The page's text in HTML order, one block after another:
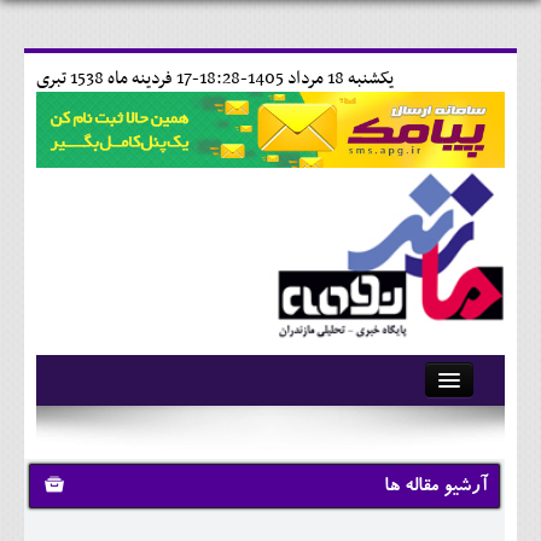
17 فردينه ماه 1538 تبری يکشنبه 18 مرداد 1405-18:28-
آرشیو
تماس با ما
وبلاگ
آرشیو مقاله ها